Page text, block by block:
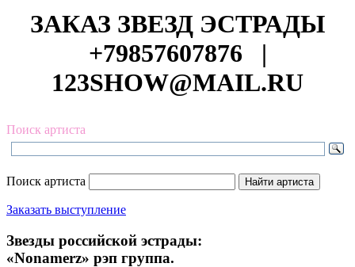
ЗАКАЗ ЗВЕЗД ЭСТРАДЫ
+79857607876
|
123SHOW@MAIL.RU
Поиск артиста
Поиск артиста
Заказать выступление
Звезды российской эстрады:
«Nonamerz» рэп группа.